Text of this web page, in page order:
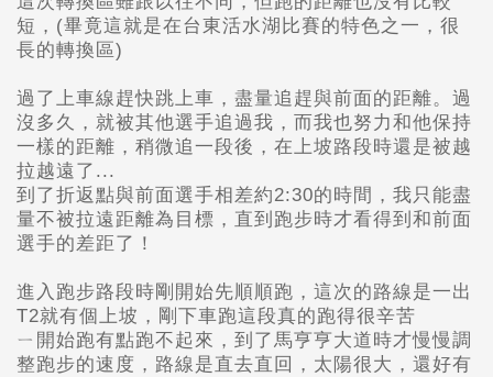
短， (畢竟這就是在台東活水湖比賽的特色之一，很
長的轉換區)
過了上車線趕快跳上車，盡量追趕與前面的距離。 過
沒多久，就被其他選手追過我，而我也努力和他保持
一樣的距離， 稍微追一段後，在上坡路段時還是被越
拉越遠了...
到了折返點與前面選手相差約2:30的時間， 我只能盡
量不被拉遠距離為目標， 直到跑步時才看得到和前面
選手的差距了！
進入跑步路段時剛開始先順順跑， 這次的路線是一出
T2就有個上坡， 剛下車跑這段真的跑得很辛苦
ㄧ開始跑有點跑不起來， 到了馬亨亨大道時才慢慢調
整跑步的速度， 路線是直去直回，太陽很大，還好有